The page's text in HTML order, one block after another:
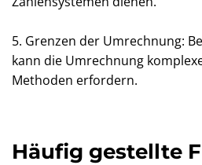
5. Grenzen der Umrechnung:
kann die Umrechnung
Methoden erfordern.
Häufig gestellte